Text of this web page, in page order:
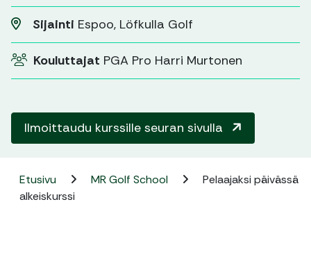
Sijainti Espoo, Löfkulla Golf
Kouluttajat PGA Pro Harri Murtonen
Ilmoittaudu kurssille seuran sivulla
Etusivu MR Golf School
Pelaajaksi päivässä
alkeiskurssi